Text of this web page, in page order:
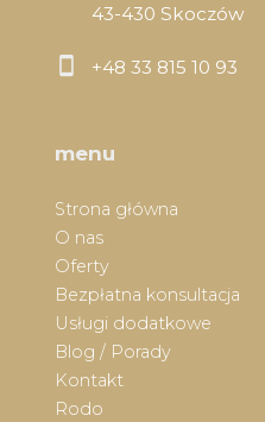
43-430 Skoczów
+48 33 815 10 93
menu
Strona główna
O nas
Oferty
Bezpłatna konsultacja
Usługi dodatkowe
Blog / Porady
Kontakt
Rodo